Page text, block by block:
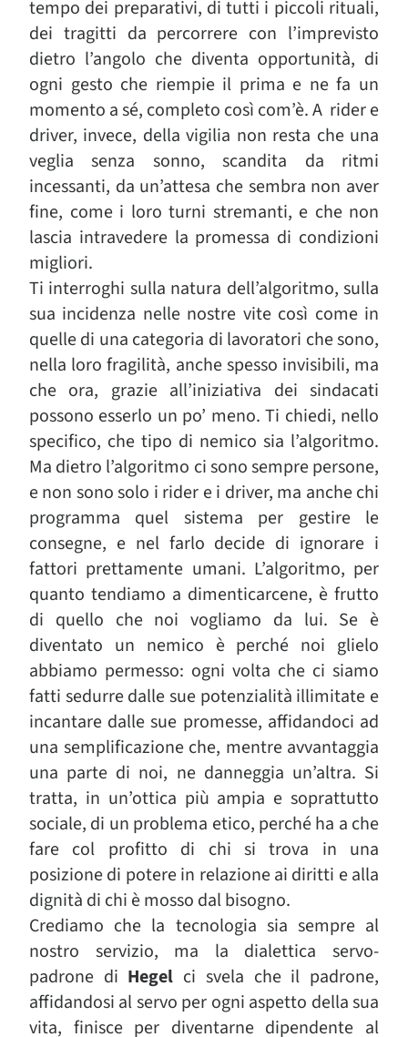
tempo dei preparativi, di tutti i piccoli rituali,
dei tragitti da percorrere con l’imprevisto
dietro l’angolo che diventa opportunità, di
ogni gesto che riempie il prima e ne fa un
momento a sé, completo così com’è. A rider e
driver, invece, della vigilia non resta che una
veglia senza sonno, scandita da ritmi
incessanti, da un’attesa che sembra non aver
fine, come i loro turni stremanti, e che non
lascia intravedere la promessa di condizioni
migliori.
Ti interroghi sulla natura dell’algoritmo, sulla
sua incidenza nelle nostre vite così come in
quelle di una categoria di lavoratori che sono,
nella loro fragilità, anche spesso invisibili, ma
che ora, grazie all’iniziativa dei sindacati
possono esserlo un po’ meno. Ti chiedi, nello
specifico, che tipo di nemico sia l’algoritmo.
Ma dietro l’algoritmo ci sono sempre persone,
e non sono solo i rider e i driver, ma anche chi
programma quel sistema per gestire le
consegne, e nel farlo decide di ignorare i
fattori prettamente umani. L’algoritmo, per
quanto tendiamo a dimenticarcene, è frutto
di quello che noi vogliamo da lui. Se è
diventato un nemico è perché noi glielo
abbiamo permesso: ogni volta che ci siamo
fatti sedurre dalle sue potenzialità illimitate e
incantare dalle sue promesse, affidandoci ad
una semplificazione che, mentre avvantaggia
una parte di noi, ne danneggia un’altra. Si
tratta, in un’ottica più ampia e soprattutto
sociale, di un problema etico, perché ha a che
fare col profitto di chi si trova in una
posizione di potere in relazione ai diritti e alla
dignità di chi è mosso dal bisogno.
Crediamo che la tecnologia sia sempre al
nostro servizio, ma la dialettica servo-
padrone di Hegel ci svela che il padrone,
affidandosi al servo per ogni aspetto della sua
vita, finisce per diventarne dipendente al